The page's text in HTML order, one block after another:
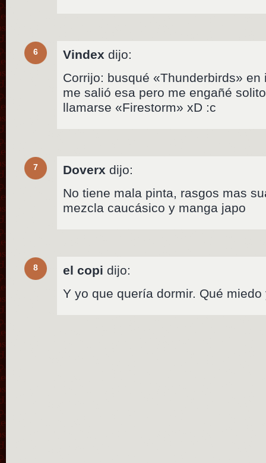
6 Vindex dijo:
Corrijo: busqué «Thunderbirds»
me salió esa pero me engañé
llamarse «Firestorm» xD :c
7 Doverx dijo:
No tiene mala pinta, rasgos mas
mezcla caucásico y manga japo
8 el copi dijo:
Y yo que quería dormir. Qué